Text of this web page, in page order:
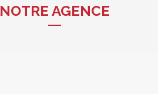
NOTRE AGENCE